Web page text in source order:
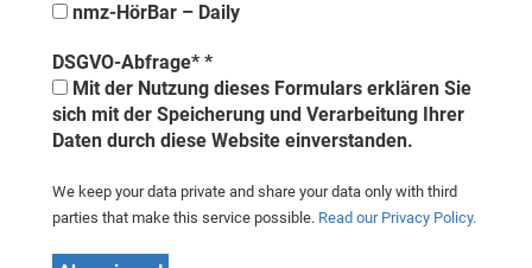
nmz-HörBar – Daily
DSGVO-Abfrage* *
Mit der Nutzung dieses Formulars erklären Sie
sich mit der Speicherung und Verarbeitung Ihrer
Daten durch diese Website einverstanden.
We keep your data private and share your data only with third
parties that make this service possible. Read our Privacy Policy.